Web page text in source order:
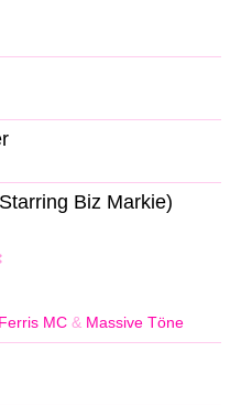
Biz Markie)
Ferris MC & Massive Töne